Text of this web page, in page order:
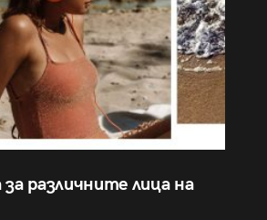
различните лица на